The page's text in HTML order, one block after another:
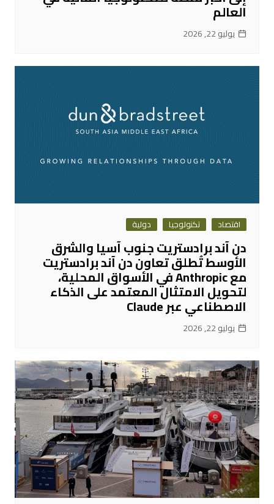
العالم
يوليو 22, 2026
اقتصاد تكنولوجيا دولية
دن آند برادستريت جنوب آسيا والشرق
الأوسط تُطلق تعاون دن آند برادستريت
مع Anthropic في الأسواق المحلية،
لتحويل الامتثال المعتمد على الذكاء
الاصطناعي عبر Claude
يوليو 22, 2026